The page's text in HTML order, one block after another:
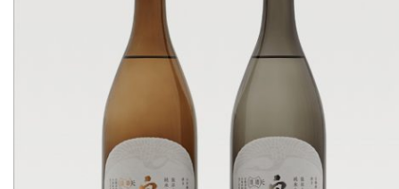
歓迎。
の策定からお任
サイト構成、デザ
Works
国内外のデザイン
受賞・ノミネートも